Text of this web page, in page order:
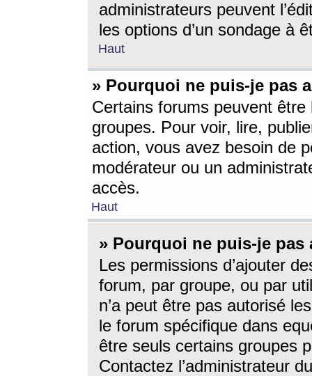
administrateurs peuvent
les options d’un sondage à
Haut
» Pourquoi ne puis-je pas
Certains forums peuvent être
groupes. Pour voir, lire,
action, vous avez besoin de
modérateur ou un
accès.
Haut
» Pourquoi ne puis-je
Les permissions d’ajouter
forum, par groupe, ou par
n’a peut être pas autorisé
le forum spécifique dans
être seuls certains groupes
Contactez l’administrateur